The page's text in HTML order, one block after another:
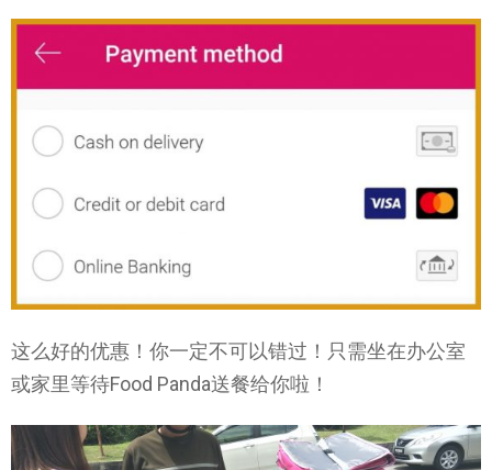
这么好的优惠！你一定不可以错过！只需坐在办公室
或家里等待Food Panda送餐给你啦！